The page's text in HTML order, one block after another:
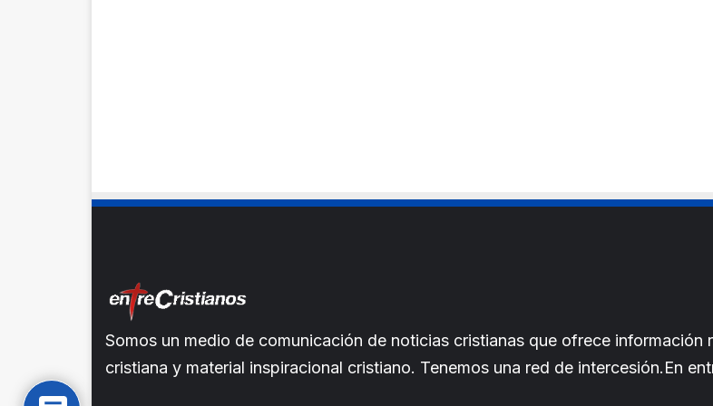
Somos un medio de comunicación de noticias cristianas que ofrece información
cristiana y material inspiracional cristiano. Tenemos una red de intercesión.En